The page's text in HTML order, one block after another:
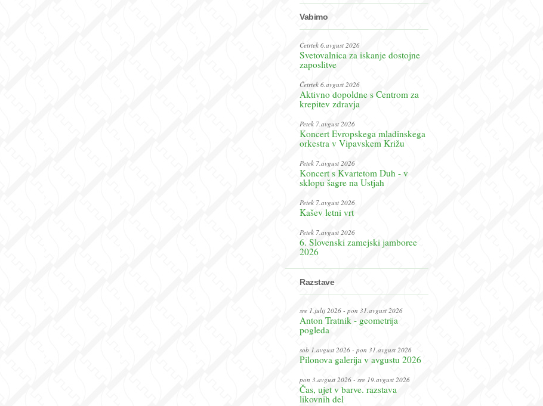
Vabimo
Četrtek 6.avgust 2026
Svetovalnica za iskanje dostojne
zaposlitve
Četrtek 6.avgust 2026
Aktivno dopoldne s Centrom za
krepitev zdravja
Petek 7.avgust 2026
Koncert Evropskega mladinskega
orkestra v Vipavskem Križu
Petek 7.avgust 2026
Koncert s Kvartetom Duh - v
sklopu šagre na Ustjah
Petek 7.avgust 2026
Kašev letni vrt
Petek 7.avgust 2026
6. Slovenski zamejski jamboree
2026
Razstave
sre 1.julij 2026 - pon 31.avgust 2026
Anton Tratnik - geometrija
pogleda
sob 1.avgust 2026 - pon 31.avgust 2026
Pilonova galerija v avgustu 2026
pon 3.avgust 2026 - sre 19.avgust 2026
Čas, ujet v barve. razstava
likovnih del